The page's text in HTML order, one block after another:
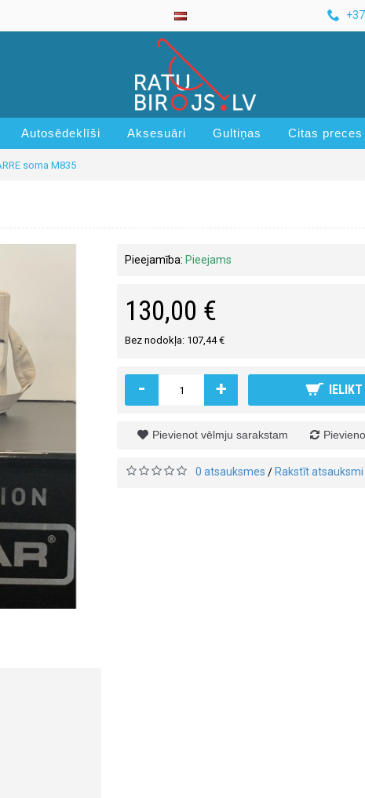
Autosēdeklīši Aksesuāri Gultiņas Citas preces
soma M835
Pieejamība: Pieejams
130,00 €
Bez nodokļa: 107,44 €
- +
Pievienot vēlmju sarakstam
0 atsauksmes / Rakstīt atsauksmi